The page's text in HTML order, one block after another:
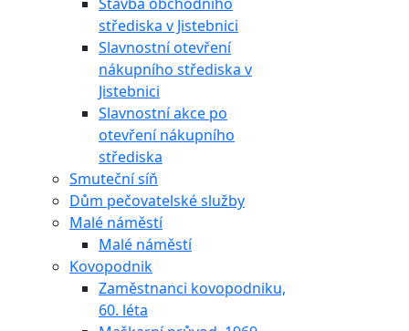
střediska v Jistebnici
Slavnostní otevření
nákupního střediska v
Jistebnici
Slavnostní akce po
otevření nákupního
střediska
Smuteční síň
Dům pečovatelské služby
Malé náměstí
Malé náměstí
Kovopodnik
Zaměstnanci kovopodniku,
60. léta